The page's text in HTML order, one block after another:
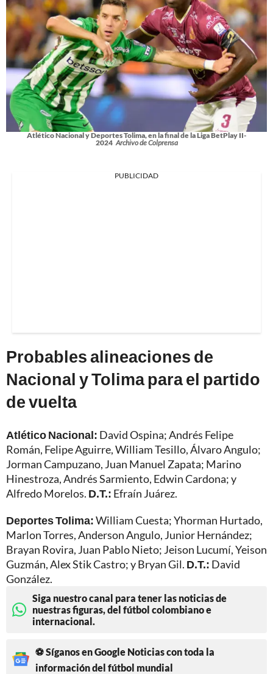
Atlético Nacional y Deportes Tolima, en la final de la Liga BetPlay II-
2024 Archivo de Colprensa
PUBLICIDAD
Probables alineaciones de
Nacional y Tolima para el partido
de vuelta
Atlético Nacional: David Ospina; Andrés Felipe
Román, Felipe Aguirre, William Tesillo, Álvaro Angulo;
Jorman Campuzano, Juan Manuel Zapata; Marino
Hinestroza, Andrés Sarmiento, Edwin Cardona; y
Alfredo Morelos. D.T.: Efraín Juárez.
Deportes Tolima:William Cuesta; Yhorman Hurtado,
Marlon Torres, Anderson Angulo, Junior Hernández;
Brayan Rovira, Juan Pablo Nieto; Jeison Lucumí, Yeison
Guzmán, Alex Stik Castro; y Bryan Gil. D.T.: David
González.
Siga nuestro canal para tener las noticias de
nuestras figuras, del fútbol colombiano e
internacional.
⚽ Síganos en Google Noticias con toda la
información del fútbol mundial